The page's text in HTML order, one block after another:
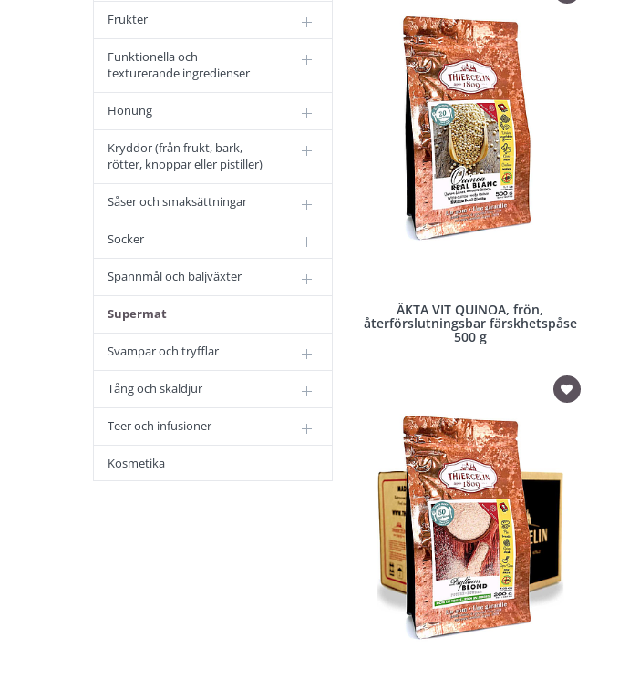
Frukter
Funktionella och
texturerande ingredienser
Honung
Kryddor (från frukt, bark,
rötter, knoppar eller pistiller)
Såser och smaksättningar
Socker
Spannmål och baljväxter
Supermat
Svampar och tryfflar
Tång och skaldjur
Teer och infusioner
Kosmetika
ÄKTA VIT QUINOA, frön,
återförslutningsbar färskhetspåse
500 g